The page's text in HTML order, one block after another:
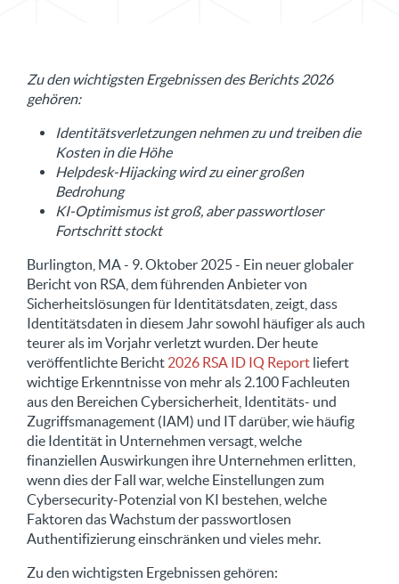
Zu den wichtigsten Ergebnissen des Berichts 2026
gehören:
Identitätsverletzungen nehmen zu und treiben die
Kosten in die Höhe
Helpdesk-Hijacking wird zu einer großen
Bedrohung
KI-Optimismus ist groß, aber passwortloser
Fortschritt stockt
Burlington, MA - 9. Oktober 2025 - Ein neuer globaler
Bericht von RSA, dem führenden Anbieter von
Sicherheitslösungen für Identitätsdaten, zeigt, dass
Identitätsdaten in diesem Jahr sowohl häufiger als auch
teurer als im Vorjahr verletzt wurden. Der heute
veröffentlichte Bericht 2026 RSA ID IQ Report liefert
wichtige Erkenntnisse von mehr als 2.100 Fachleuten
aus den Bereichen Cybersicherheit, Identitäts- und
Zugriffsmanagement (IAM) und IT darüber, wie häufig
die Identität in Unternehmen versagt, welche
finanziellen Auswirkungen ihre Unternehmen erlitten,
wenn dies der Fall war, welche Einstellungen zum
Cybersecurity-Potenzial von KI bestehen, welche
Faktoren das Wachstum der passwortlosen
Authentifizierung einschränken und vieles mehr.
Zu den wichtigsten Ergebnissen gehören: